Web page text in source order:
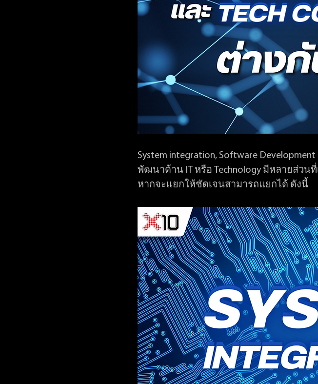
System integration, Software
พัฒนาด้าน IT หรือ Technology มีหลายส่ว
หากจะแยกให้ชัดเจนสามารถแยกได้ ดังนี้